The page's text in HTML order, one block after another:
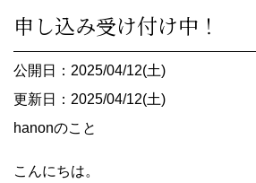
申し込み受け付け中！
公開日：2025/04/12(土)
更新日：2025/04/12(土)
hanonのこと
こんにちは。